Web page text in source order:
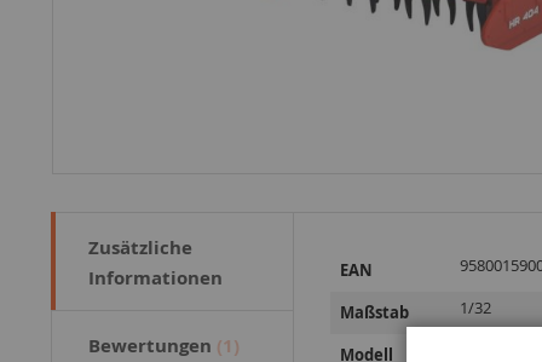
Zusätzliche
Informationen
Bewertungen 1
Informationen
EAN
Maßstab 1/32
Modell